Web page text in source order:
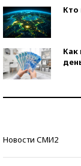
Кто
Как
Новости СМИ2